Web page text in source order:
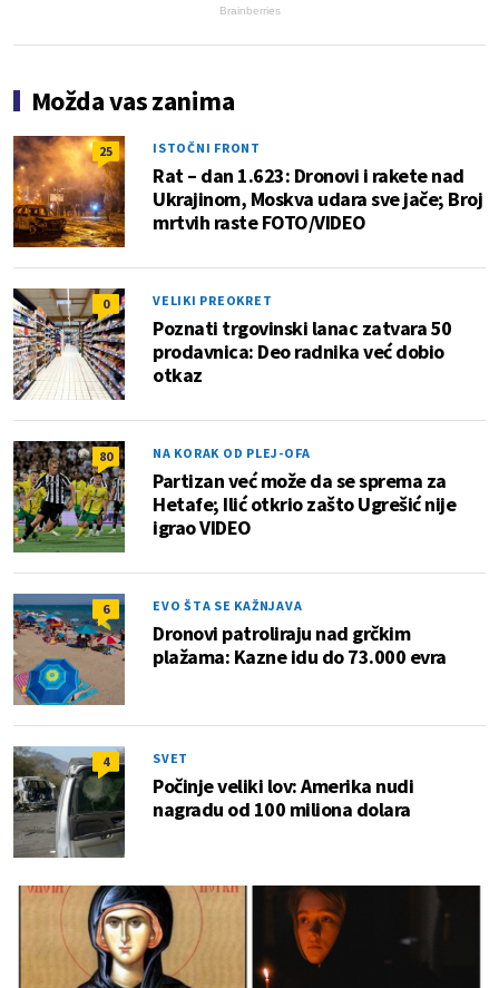
Brainberries
Možda vas zanima
25 ISTOČNI FRONT
Rat – dan 1.623: Dronovi i rakete nad
Ukrajinom, Moskva udara sve jače; Broj
mrtvih raste FOTO/VIDEO
0 VELIKI PREOKRET
Poznati trgovinski lanac zatvara 50
prodavnica: Deo radnika već dobio
otkaz
80 NA KORAK OD PLEJ-OFA
Partizan već može da se sprema za
Hetafe; Ilić otkrio zašto Ugrešić nije
igrao VIDEO
6 EVO ŠTA SE KAŽNJAVA
Dronovi patroliraju nad grčkim
plažama: Kazne idu do 73.000 evra
4 SVET
Počinje veliki lov: Amerika nudi
nagradu od 100 miliona dolara